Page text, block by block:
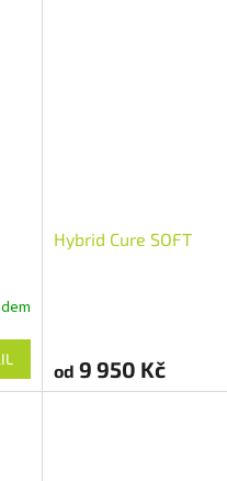
Hybrid Cure SOFT
od 9 950 Kč